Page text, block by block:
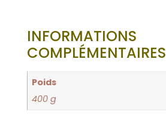
INFORMATIONS
COMPLÉMENTAIRES
Poids
400 g